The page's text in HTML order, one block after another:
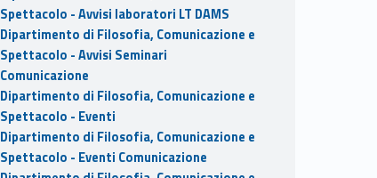
Spettacolo - Avvisi laboratori LT DAMS
Dipartimento di Filosofia, Comunicazione e
Spettacolo - Avvisi Seminari
Comunicazione
Dipartimento di Filosofia, Comunicazione e
Spettacolo - Eventi
Dipartimento di Filosofia, Comunicazione e
Spettacolo - Eventi Comunicazione